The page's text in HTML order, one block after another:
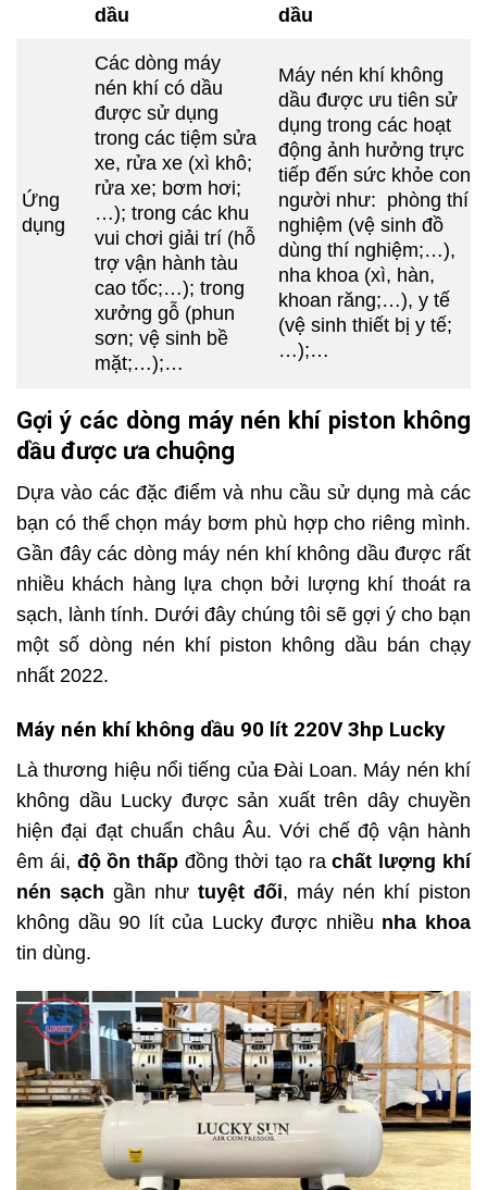
dầu
dầu
Ứng
dụng
Các dòng máy
nén khí có dầu
được sử dụng
trong các tiệm sửa
xe, rửa xe (xì khô;
rửa xe; bơm hơi;
…); trong các khu
vui chơi giải trí (hỗ
trợ vận hành tàu
cao tốc;…); trong
xưởng gỗ (phun
sơn; vệ sinh bề
mặt;…);…
Máy nén khí không
dầu được ưu tiên sử
dụng trong các hoạt
động ảnh hưởng trực
tiếp đến sức khỏe con
người như: phòng thí
nghiệm (vệ sinh đồ
dùng thí nghiệm;…),
nha khoa (xì, hàn,
khoan răng;…), y tế
(vệ sinh thiết bị y tế;
…);…
Gợi ý các dòng máy nén khí piston không
dầu được ưa chuộng
Dựa vào các đặc điểm và nhu cầu sử dụng mà các
bạn có thể chọn máy bơm phù hợp cho riêng mình.
Gần đây các dòng máy nén khí không dầu được rất
nhiều khách hàng lựa chọn bởi lượng khí thoát ra
sạch, lành tính. Dưới đây chúng tôi sẽ gợi ý cho bạn
một số dòng nén khí piston không dầu bán chạy
nhất 2022.
Máy nén khí không dầu 90 lít 220V 3hp Lucky
Là thương hiệu nổi tiếng của Đài Loan. Máy nén khí
không dầu Lucky được sản xuất trên dây chuyền
hiện đại đạt chuẩn châu Âu. Với chế độ vận hành
êm ái, độ ồn thấp đồng thời tạo rachất lượng khí
nén sạch gần như tuyệt đối, máy nén khí piston
không dầu 90 lít của Lucky được nhiều nha khoa
tin dùng.